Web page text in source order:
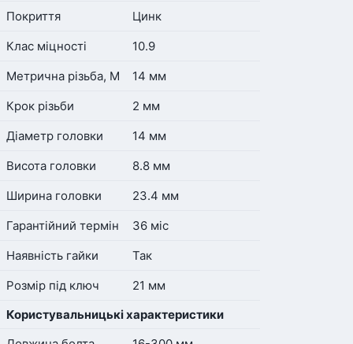
Покриття
Цинк
Клас міцності
10.9
Метрична різьба, М
14 мм
Крок різьби
2 мм
Діаметр головки
14 мм
Висота головки
8.8 мм
Ширина головки
23.4 мм
Гарантійний термін
36 міс
Наявність гайки
Так
Розмір під ключ
21 мм
Користувальницькі характеристики